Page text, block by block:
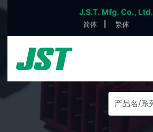
J.S.T. Mfg. Co., Ltd.
简体 繁体